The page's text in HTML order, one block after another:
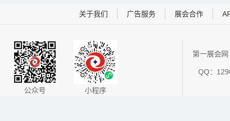
关于我们 广告服务 展会合作
公众号 小程序
第一展会
QQ：